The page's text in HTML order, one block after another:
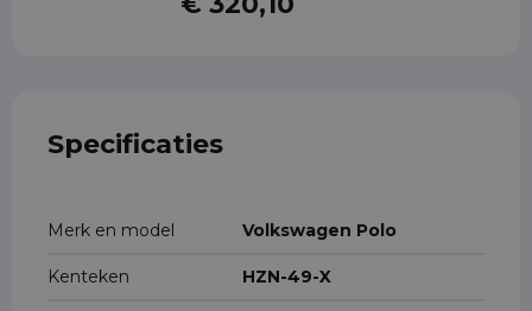
Specificaties
Merk en model Volkswagen Polo
Kenteken HZN-49-X